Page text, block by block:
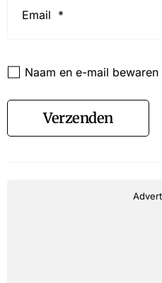
Naam en e-mail
Verzenden